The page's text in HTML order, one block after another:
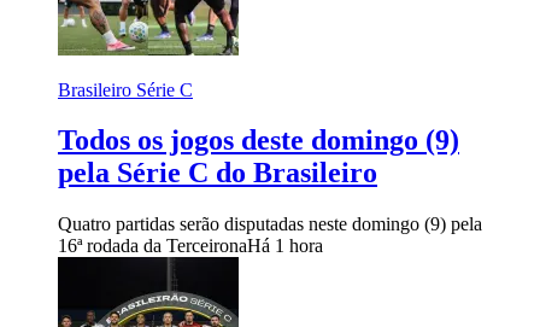
Brasileiro Série C
Todos os jogos deste domingo (9)
pela Série C do Brasileiro
Quatro partidas serão disputadas neste domingo (9) pela
16ª rodada da TerceironaHá 1 hora